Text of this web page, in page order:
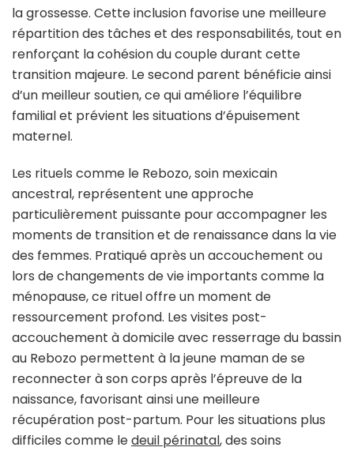
la grossesse. Cette inclusion favorise une meilleure
répartition des tâches et des responsabilités, tout en
renforçant la cohésion du couple durant cette
transition majeure. Le second parent bénéficie ainsi
d’un meilleur soutien, ce qui améliore l’équilibre
familial et prévient les situations d’épuisement
maternel.
Les rituels comme le Rebozo, soin mexicain
ancestral, représentent une approche
particulièrement puissante pour accompagner les
moments de transition et de renaissance dans la vie
des femmes. Pratiqué après un accouchement ou
lors de changements de vie importants comme la
ménopause, ce rituel offre un moment de
ressourcement profond. Les visites post-
accouchement à domicile avec resserrage du bassin
au Rebozo permettent à la jeune maman de se
reconnecter à son corps après l’épreuve de la
naissance, favorisant ainsi une meilleure
récupération post-partum. Pour les situations plus
difficiles comme ledeuil périnatal, des soins